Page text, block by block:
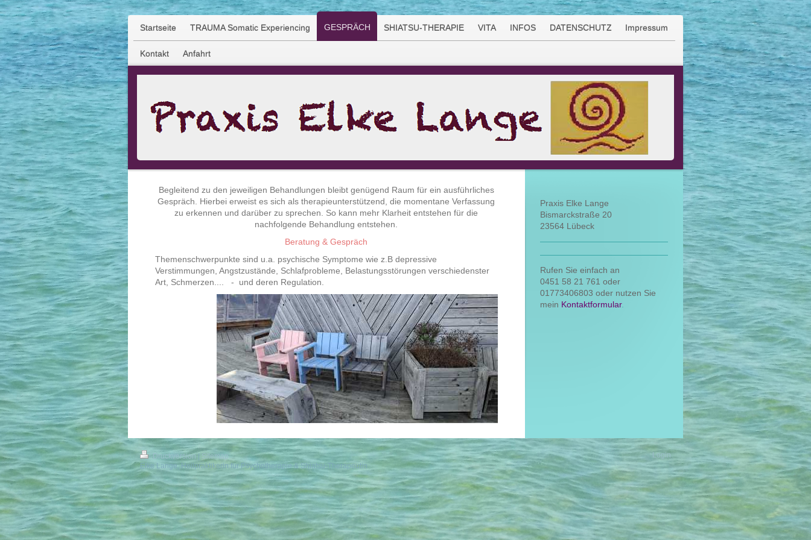
Startseite TRAUMA Somatic Experiencing GESPRÄCH SHIATSU-THERAPIE VITA INFOS DATENSCHUTZ Impressum
Kontakt Anfahrt
Begleitend zu den jeweiligen Behandlungen bleibt genügend Raum für ein ausführliches
Gespräch. Hierbei erweist es sich als therapieunterstützend, die momentane Verfassung
zu erkennen und darüber zu sprechen. So kann mehr Klarheit entstehen für die
nachfolgende Behandlung entstehen.
Beratung & Gespräch
Themenschwerpunkte sind u.a. psychische Symptome wie z.B depressive
Verstimmungen, Angstzustände, Schlafprobleme, Belastungsstörungen verschiedenster
Art, Schmerzen.... - und deren Regulation.
Praxis Elke Lange
Bismarckstraße 20
23564 Lübeck
Rufen Sie einfach an
0451 58 21 761 oder
01773406803 oder nutzen Sie
mein Kontaktformular.
Druckversion | Sitemap
Elke Lange, Heilpraktikerin für Psychotherapie & Shiatsu-Therapeutin
Login